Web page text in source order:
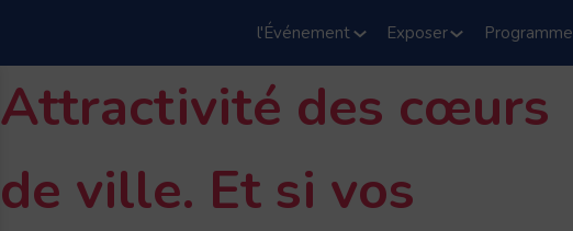
l'Événement Exposer Programme
Attractivité des cœurs
de ville. Et si vos